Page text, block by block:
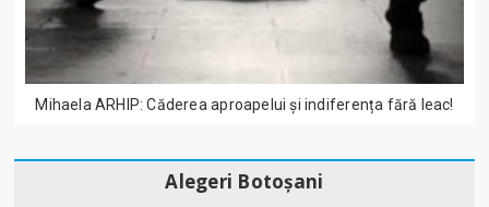
Mihaela ARHIP: Căderea aproapelui și indiferența fără leac!
Alegeri Botoșani